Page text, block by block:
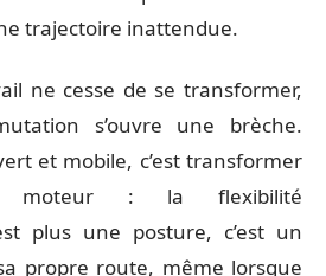
trajectoire inattendue.
ne cesse de se transformer,
s’ouvre une brèche.
et mobile, c’est transformer
moteur : la flexibilité
plus une posture, c’est un
propre route, même lorsque